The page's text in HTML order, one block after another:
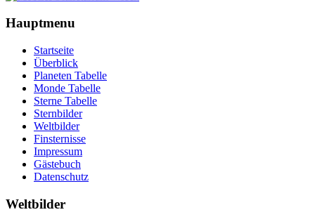
Hauptmenu
Startseite
Überblick
Planeten Tabelle
Monde Tabelle
Sterne Tabelle
Sternbilder
Weltbilder
Finsternisse
Impressum
Gästebuch
Datenschutz
Weltbilder